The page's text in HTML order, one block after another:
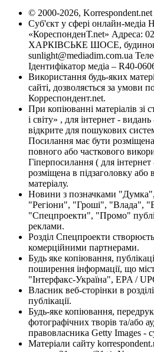
© 2000-2026, Korrespondent.net
Суб'єкт у сфері онлайн-медіа
«КореспонденТ.net» Адреса:
ХАРКІВСЬКЕ ШОСЕ, будинок
sunlight@mediadim.com.ua
Ідентифікатор медіа – R40-
Використання будь-яких
сайті, дозволяється за умови
Корреспондент.net.
При копіюванні матеріалів зі
і світу» , для інтернет -
відкрите для пошукових
Посилання має бути
повного або часткового
Гіперпосилання ( для
розміщена в підзаголовку або
матеріалу.
Новини з позначками
"Регіони", "Гроші", "Влада",
"Спецпроекти", "Промо"
реклами.
Розділ Спецпроекти
комерційними партнерами.
Будь яке копіювання,
поширення інформації, що
"Інтерфакс-Україна", EPA /
Власник веб-сторінки в
публікації.
Будь-яке копіювання,
фотографічних творів та/або
правовласника Getty Images -
Матеріали сайту